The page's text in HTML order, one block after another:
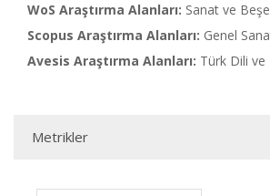
WoS Araştırma Alanları: Sanat ve
Scopus Araştırma Alanları: Genel
Avesis Araştırma Alanları: Türk Dili ve
Metrikler